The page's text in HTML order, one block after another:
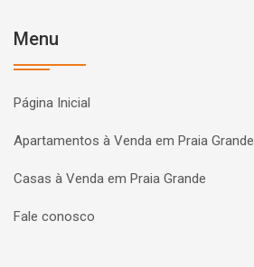
Menu
Página Inicial
Apartamentos à Venda em Praia Grande
Casas à Venda em Praia Grande
Fale conosco